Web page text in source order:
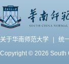
关于华南师范大学 统
Copyright © 2026 South